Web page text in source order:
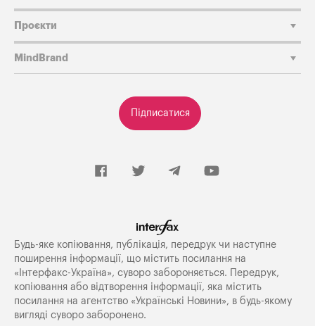
Підписатися
Проєкти
MindBrand
Будь-яке копiювання, публiкацiя, передрук чи наступне
поширення iнформацiї, що мiстить посилання на
«Iнтерфакс-Україна», суворо забороняється. Передрук,
копіювання або відтворення інформації, яка містить
посилання на агентство «Українські Новини», в будь-якому
вигляді суворо заборонено.